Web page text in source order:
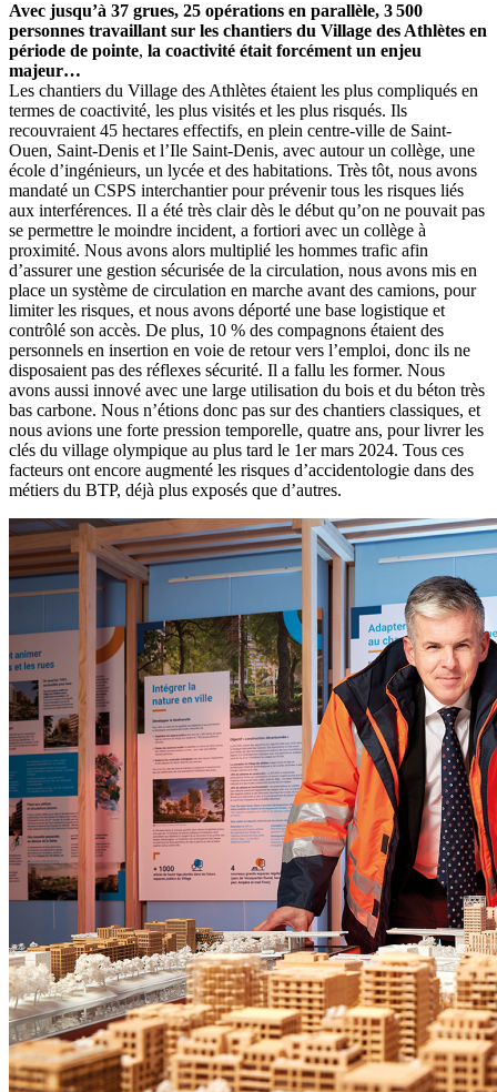
Avec jusqu’à 37 grues, 25 opérations en parallèle, 3500
personnes travaillant sur les chantiers du Village des Athlètes en
période de pointe, la coactivité était forcément un enjeu
majeur…
Les chantiers du Village des Athlètes étaient les plus compliqués en
termes de coactivité, les plus visités et les plus risqués. Ils
recouvraient 45 hectares effectifs, en plein centre-ville de Saint-
Ouen, Saint-Denis et l’Ile Saint-Denis, avec autour un collège, une
école d’ingénieurs, un lycée et des habitations. Très tôt, nous avons
mandaté un CSPS interchantier pour prévenir tous les risques liés
aux interférences. Il a été très clair dès le début qu’on ne pouvait pas
se permettre le moindre incident, a fortiori avec un collège à
proximité. Nous avons alors multiplié les hommes trafic afin
d’assurer une gestion sécurisée de la circulation, nous avons mis en
place un système de circulation en marche avant des camions, pour
limiter les risques, et nous avons déporté une base logistique et
contrôlé son accès. De plus, 10 % des compagnons étaient des
personnels en insertion en voie de retour vers l’emploi, donc ils ne
disposaient pas des réflexes sécurité. Il a fallu les former. Nous
avons aussi innové avec une large utilisation du bois et du béton très
bas carbone. Nous n’étions donc pas sur des chantiers classiques, et
nous avions une forte pression temporelle, quatre ans, pour livrer les
clés du village olympique au plus tard le 1er mars 2024. Tous ces
facteurs ont encore augmenté les risques d’accidentologie dans des
métiers du BTP, déjà plus exposés que d’autres.